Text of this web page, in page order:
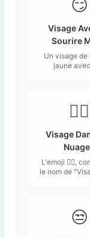
😏
Visage
Sourire
Un visage de
jaune
😶‍🌫️
Visage
L'emoji 😶‍🌫️,
le nom de
entouré de
😒